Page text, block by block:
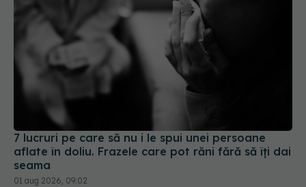
7 lucruri pe care să nu i le spui unei persoane
aflate în doliu. Frazele care pot răni fără să îți dai
seama
01 aug 2026, 09:02